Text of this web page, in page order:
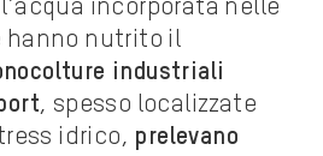
incorporata nelle
hanno nutrito il
industriali
, spesso localizzate
idrico, prelevano